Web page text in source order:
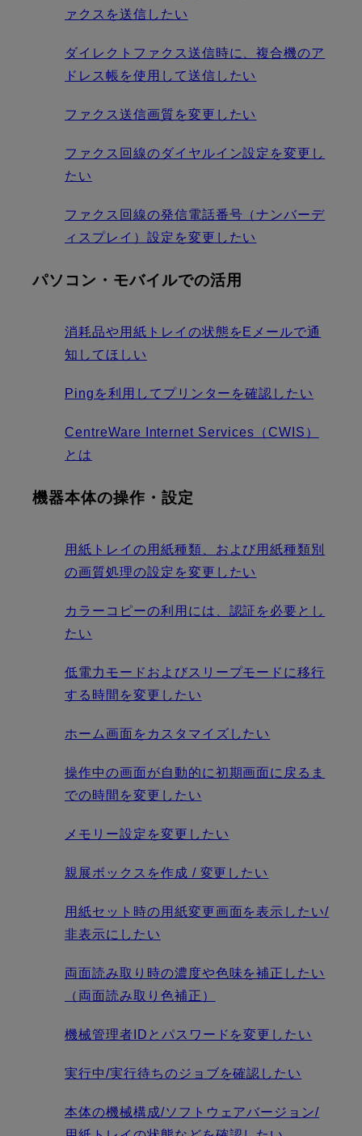
ァクスを送信したい
ダイレクトファクス送信時に、複合機のア
ドレス帳を使用して送信したい
ファクス送信画質を変更したい
ファクス回線のダイヤルイン設定を変更し
たい
ファクス回線の発信電話番号（ナンバーデ
ィスプレイ）設定を変更したい
パソコン・モバイルでの活用
消耗品や用紙トレイの状態をEメールで通
知してほしい
Pingを利用してプリンターを確認したい
CentreWare Internet Services（CWIS）
とは
機器本体の操作・設定
用紙トレイの用紙種類、および用紙種類別
の画質処理の設定を変更したい
カラーコピーの利用には、認証を必要とし
たい
低電力モードおよびスリープモードに移行
する時間を変更したい
ホーム画面をカスタマイズしたい
操作中の画面が自動的に初期画面に戻るま
での時間を変更したい
メモリー設定を変更したい
親展ボックスを作成 / 変更したい
用紙セット時の用紙変更画面を表示したい/
非表示にしたい
両面読み取り時の濃度や色味を補正したい
（両面読み取り色補正）
機械管理者IDとパスワードを変更したい
実行中/実行待ちのジョブを確認したい
本体の機械構成/ソフトウェアバージョン/